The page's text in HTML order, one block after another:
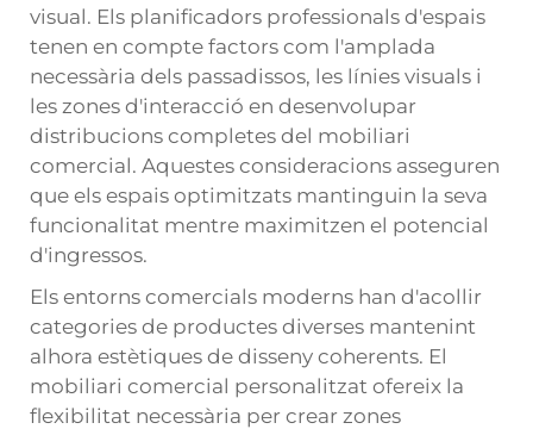
visual. Els planificadors professionals d'espais
tenen en compte factors com l'amplada
necessària dels passadissos, les línies visuals i
les zones d'interacció en desenvolupar
distribucions completes del mobiliari
comercial. Aquestes consideracions asseguren
que els espais optimitzats mantinguin la seva
funcionalitat mentre maximitzen el potencial
d'ingressos.
Els entorns comercials moderns han d'acollir
categories de productes diverses mantenint
alhora estètiques de disseny coherents. El
mobiliari comercial personalitzat ofereix la
flexibilitat necessària per crear zones